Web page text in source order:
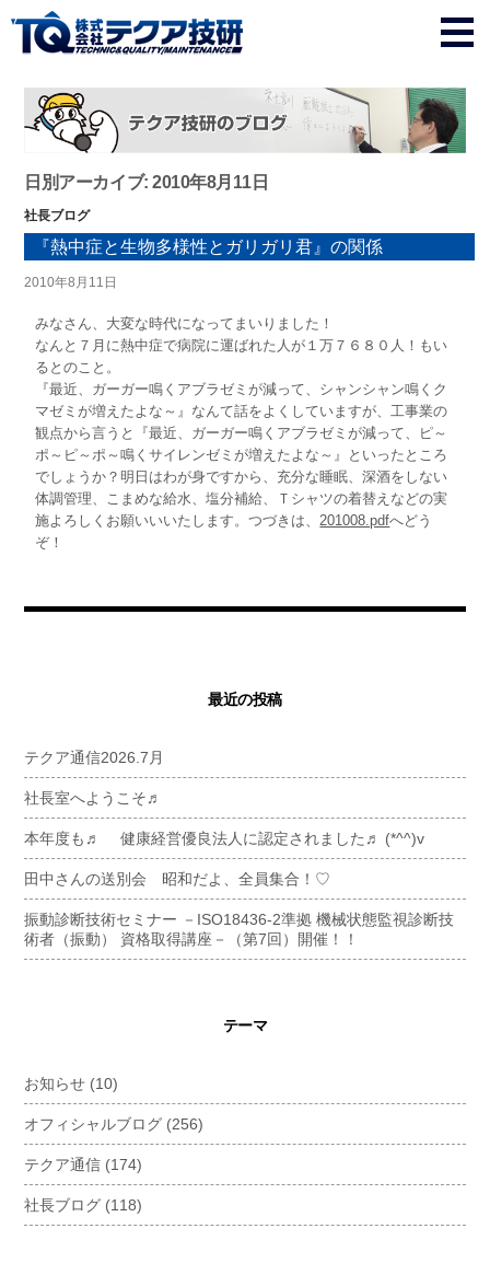
日別アーカイブ: 2010年8月11日
社長ブログ
『熱中症と生物多様性とガリガリ君』の関係
2010年8月11日
みなさん、大変な時代になってまいりました！
なんと７月に熱中症で病院に運ばれた人が１万７６８０人！もい
るとのこと。
『最近、ガーガー鳴くアブラゼミが減って、シャンシャン鳴くク
マゼミが増えたよな～』なんて話をよくしていますが、工事業の
観点から言うと『最近、ガーガー鳴くアブラゼミが減って、ピ～
ポ～ピ～ポ～鳴くサイレンゼミが増えたよな～』といったところ
でしょうか？明日はわが身ですから、充分な睡眠、深酒をしない
体調管理、こまめな給水、塩分補給、Ｔシャツの着替えなどの実
施よろしくお願いいいたします。つづきは、 201008.pdfへどう
ぞ！
最近の投稿
テクア通信2026.7月
社長室へようこそ♬
本年度も♬ 健康経営優良法人に認定されました♬ (*^^)v
田中さんの送別会 昭和だよ、全員集合！♡
振動診断技術セミナー －ISO18436-2準拠 機械状態監視診断技
術者（振動） 資格取得講座－（第7回）開催！！
テーマ
お知らせ (10)
オフィシャルブログ (256)
テクア通信 (174)
社長ブログ (118)